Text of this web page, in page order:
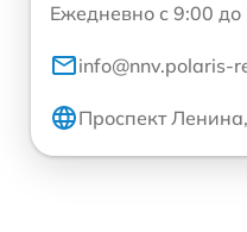
Ежедневно с 9:00 до
info@nnv.polaris-
Проспект